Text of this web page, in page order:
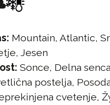
Mountain, Atlantic,
Jesen
Sonce, Delna senca
postelja,
cvetenje,